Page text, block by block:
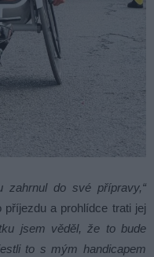
zahrnul do své přípravy,“
a prohlídce trati jej
jsem věděl, že to bude
to s mým handicapem